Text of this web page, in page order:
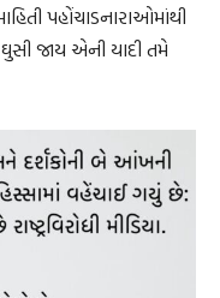
પહોંચાડનારાઓમાંથી
જાય એની યાદી તમે